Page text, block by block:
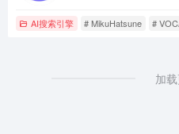
AI搜索引擎 # MikuHatsune #
加